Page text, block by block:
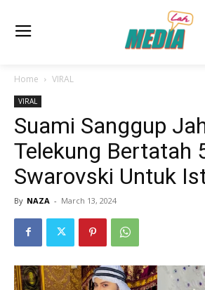
Home VIRAL
VIRAL
Suami Sanggup
Telekung Bertatah
Swarovski Untuk
By NAZA - March 13, 2024